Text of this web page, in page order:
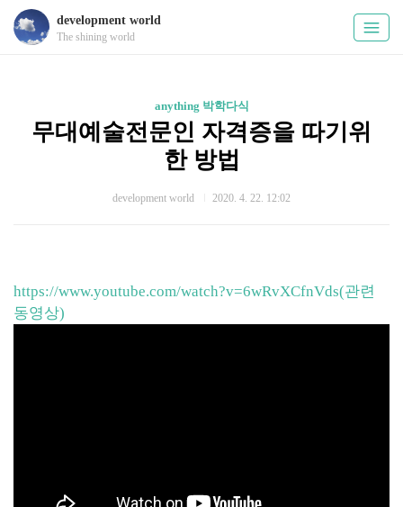
development world
The shining world
anything 박학다식
무대예술전문인 자격증을 따기위
한 방법
development world 2020. 4. 22. 12:02
https://www.youtube.com/watch?v=6wRvXCfnVds(관련
동영상)